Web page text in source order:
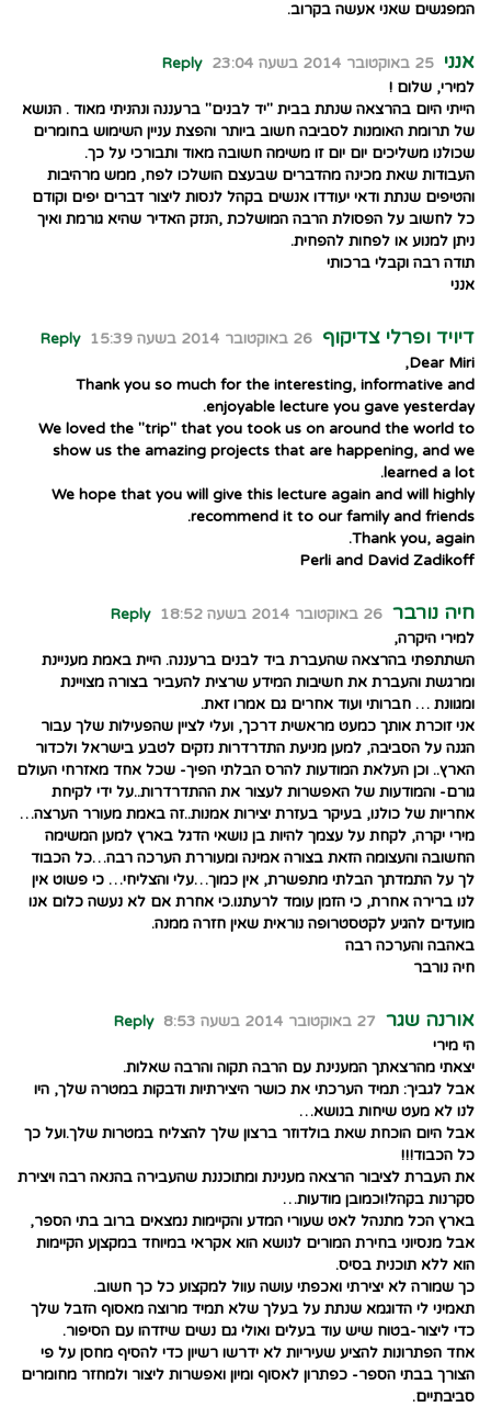
המפגשים שאני אעשה בקרוב.
אנני 25 באוקטובר 2014 בשעה 23:04
Reply
למירי, שלום !
הייתי היום בהרצאה שנתת בבית "יד לבנים" ברעננה ונהניתי מאוד . הנושא
של תרומת האומנות לסביבה חשוב ביותר והפצת עניין השימוש בחומרים
שכולנו משליכים יום יום זו משימה חשובה מאוד ותבורכי על כך.
העבודות שאת מכינה מהדברים שבעצם הושלכו לפח, ממש מרהיבות
והטיפים שנתת ודאי יעודדו אנשים בקהל לנסות ליצור דברים יפים וקודם
כל לחשוב על הפסולת הרבה המושלכת ,הנזק האדיר שהיא גורמת ואיך
ניתן למנוע או לפחות להפחית.
תודה רבה וקבלי ברכותי
אנני
דיויד ופרלי צדיקוף 26 באוקטובר 2014 בשעה 15:39
Reply
Dear Miri,
Thank you so much for the interesting, informative and
enjoyable lecture you gave yesterday.
We loved the "trip" that you took us on around the world to
show us the amazing projects that are happening, and we
learned a lot.
We hope that you will give this lecture again and will highly
recommend it to our family and friends.
Thank you, again.
Perli and David Zadikoff
חיה נורבר 26 באוקטובר 2014 בשעה 18:52
Reply
למירי היקרה,
השתתפתי בהרצאה שהעברת ביד לבנים ברעננה. היית באמת מעניינת
ומרגשת והעברת את חשיבות המידע שרצית להעביר בצורה מצויינת
ומגוונת … חברותי ועוד אחרים גם אמרו זאת.
אני זוכרת אותך כמעט מראשית דרכך, ועלי לציין שהפעילות שלך עבור
הגנה על הסביבה, למען מניעת התדרדרות נזקים לטבע בישראל ולכדור
הארץ.. וכן העלאת המודעות להרס הבלתי הפיך- שכל אחד מאזרחי העולם
גורם- והמודעות של האפשרות לעצור את ההתדרדרות..על ידי לקיחת
אחריות של כולנו, בעיקר בעזרת יצירות אמנות..זה באמת מעורר הערצה…
מירי יקרה, לקחת על עצמך להיות בן נושאי הדגל בארץ למען המשימה
החשובה והעצומה הזאת בצורה אמינה ומעוררת הערכה רבה…כל הכבוד
לך על התמדתך הבלתי מתפשרת, אין כמוך…עלי והצליחי… כי פשוט אין
לנו ברירה אחרת, כי הזמן עומד לרעתנו.כי אחרת אם לא נעשה כלום אנו
מועדים להגיע לקטסטרופה נוראית שאין חזרה ממנה.
באהבה והערכה רבה
חיה נורבר
אורנה שגר 27 באוקטובר 2014 בשעה 8:53
Reply
הי מירי
יצאתי מהרצאתך המענינת עם הרבה תקוה והרבה שאלות.
אבל לגביך: תמיד הערכתי את כושר היצירתיות ודבקות במטרה שלך, היו
לנו לא מעט שיחות בנושא…
אבל היום הוכחת שאת בולדוזר ברצון שלך להצליח במטרות שלך.ועל כך
כל הכבוד!!!
את העברת לציבור הרצאה מענינת ומתוכננת שהעבירה בהנאה רבה ויצירת
סקרנות בקהל!וכמובן מודעות…
בארץ הכל מתנהל לאט שעורי המדע והקיימות נמצאים ברוב בתי הספר,
אבל מנסיוני בחירת המורים לנושא הוא אקראי במיוחד במקצןע הקיימות
הוא ללא תוכנית בסיס.
כך שמורה לא יצירתי ואכפתי עושה עוול למקצוע כל כך חשוב.
תאמיני לי הדוגמא שנתת על בעלך שלא תמיד מרוצה מאסוף הזבל שלך
כדי ליצור-בטוח שיש עוד בעלים ואולי גם נשים שיזדהו עם הסיפור.
אחד הפתרונות להציע שעיריות לא ידרשו רשיון כדי להסיף מחסן על פי
הצורך בבתי הספר- כפתרון לאסוף ומיון ואפשרות ליצור ולמחזר מחומרים
סביבתיים.